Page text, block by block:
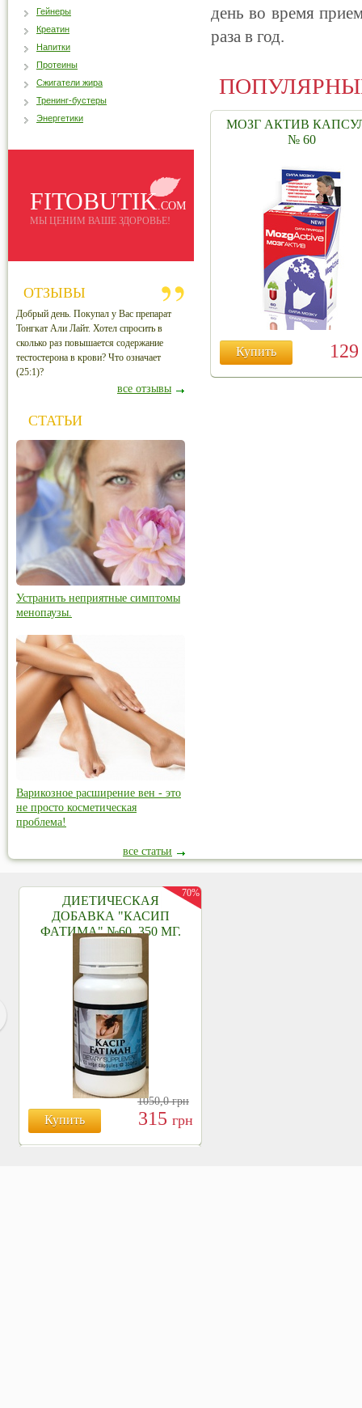
день во время
раза в год.
МОЗГ АКТИВ
№ 60
Купить
Гейнеры
Креатин
Напитки
Протеины
Сжигатели жира
Тренинг-бустеры
Энергетики
FITOBUTIK.COM
МЫ ЦЕНИМ ВАШЕ ЗДОРОВЬЕ!
ОТЗЫВЫ
Добрый день. Покупал у Вас препарат
Тонгкат Али Лайт. Хотел спросить в
сколько раз повышается содержание
тестостерона в крови? Что означает
(25:1)?
все отзывы
СТАТЬИ
Устранить неприятные симптомы
менопаузы.
Варикозное расширение вен - это
не просто косметическая
проблема!
все статьи
ДИЕТИЧЕСКАЯ
ДОБАВКА "КАСИП
ФАТИМА" №60, 350 МГ.
Купить
1050,0грн
315 грн
70%